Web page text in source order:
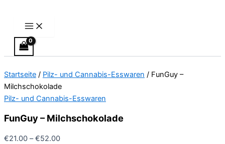
springen
Startseite / Pilz- und Cannabis-Esswaren / FunGuy –
Milchschokolade
Pilz- und Cannabis-Esswaren
FunGuy – Milchschokolade
€21.00 –€52.00
Milchschokolade
Die